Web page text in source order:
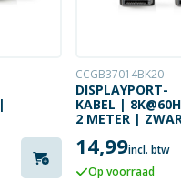
CCGB37014BK20
DISPLAYPORT-
KABEL | 8K@60HZ |
2 METER |
14,99incl. btw
Op voorraad